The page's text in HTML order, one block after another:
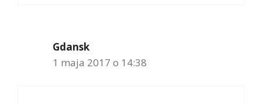
Gdansk
1 maja 2017 o 14:38